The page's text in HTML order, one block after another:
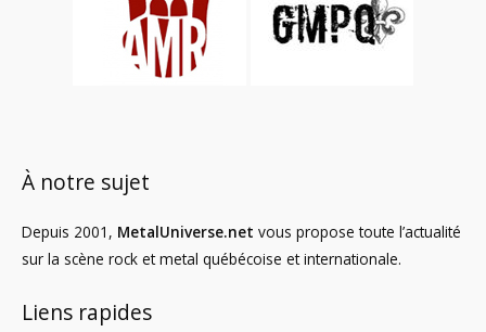
À notre sujet
Depuis 2001, MetalUniverse.net vous propose toute l’actualité
sur la scène rock et metal québécoise et internationale.
Liens rapides